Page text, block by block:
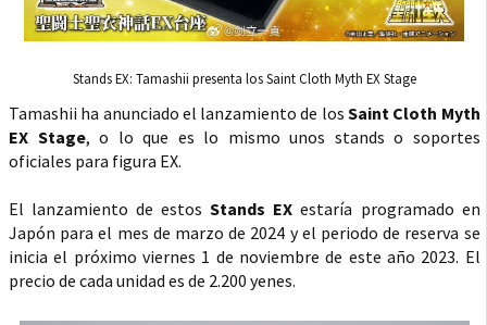
Stands EX: Tamashii presenta los Saint Cloth Myth EX Stage
Tamashii ha anunciado el lanzamiento de losSaint Cloth Myth
EX Stage, o lo que es lo mismo unos stands o soportes
oficiales para figura EX.
El lanzamiento de estosStands EX estaría programado en
Japón para el mes de marzo de 2024 y el periodo de reserva se
inicia el próximo viernes 1 de noviembre de este año 2023. El
precio de cada unidad es de 2.200 yenes.